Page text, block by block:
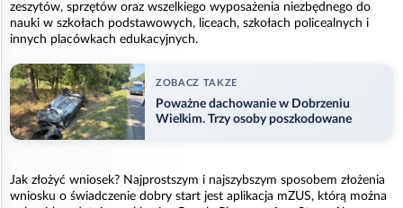
zeszytów, sprzętów oraz wszelkiego wyposażenia niezbędnego do
nauki w szkołach podstawowych, liceach, szkołach policealnych i
innych placówkach edukacyjnych.
ZOBACZ TAKZE
Poważne dachowanie w Dobrzeniu
Wielkim. Trzy osoby poszkodowane
Jak złożyć wniosek? Najprostszym i najszybszym sposobem złożenia
wniosku o świadczenie dobry start jest aplikacja mZUS, którą można